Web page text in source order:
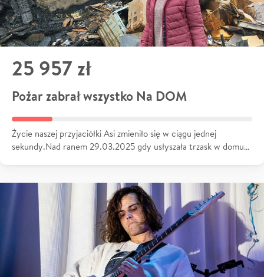
25 957 zł
Pożar zabrał wszystko Na DOM
Życie naszej przyjaciółki Asi zmieniło się w ciągu jednej
sekundy.Nad ranem 29.03.2025 gdy usłyszała trzask w domu…